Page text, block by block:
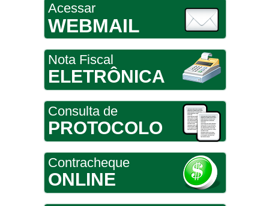
Acessar
WEBMAIL
Nota Fiscal
ELETRÔNICA
Consulta de
PROTOCOLO
Contracheque
ONLINE